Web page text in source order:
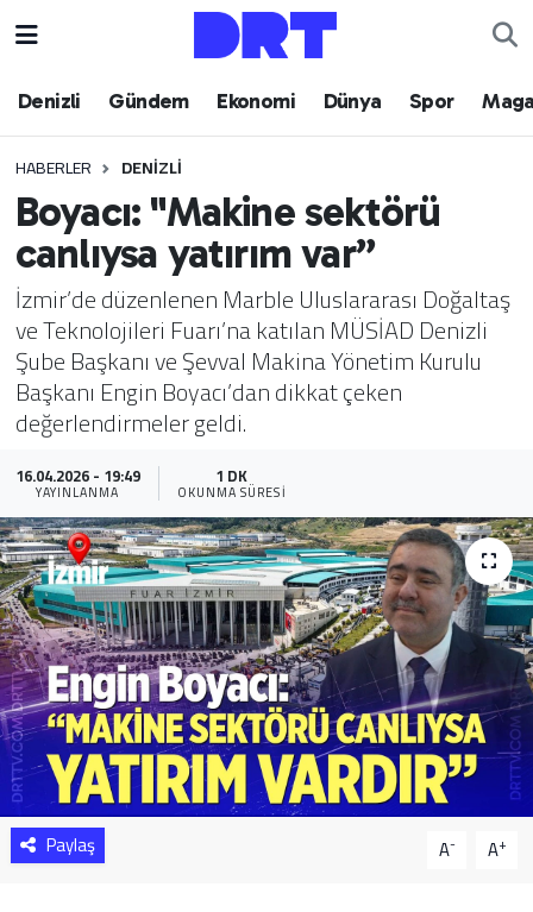
Denizli Gündem Ekonomi Dünya Spor
HABERLER DENIZLI
Boyacı: "Makine sektörü
canlıysa yatırım var”
İzmir’de düzenlenen Marble Uluslararası Doğaltaş
ve Teknolojileri Fuarı’na katılan MÜSİAD Denizli
Şube Başkanı ve Şevval Makina Yönetim Kurulu
Başkanı Engin Boyacı’dan dikkat çeken
değerlendirmeler geldi.
16.04.2026 - 19:49
YAYINLANMA
1 DK
OKUNMA SÜRESI
Paylaş A- A+
Denizli
Ekonomi
Dünya
Spor
Magazin
Yaşam
Sağlık
Yazarlar
Resmi İlan
Resmi Reklam
Hava Durumu
Trafik Durumu
Puan Durumu ve Fikstür
Tüm Manşetler
Son Dakika Haberleri
Haber Arşivi